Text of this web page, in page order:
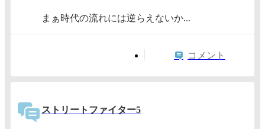
まぁ時代の流れには逆らえないか...
コメント
ストリートファイター5